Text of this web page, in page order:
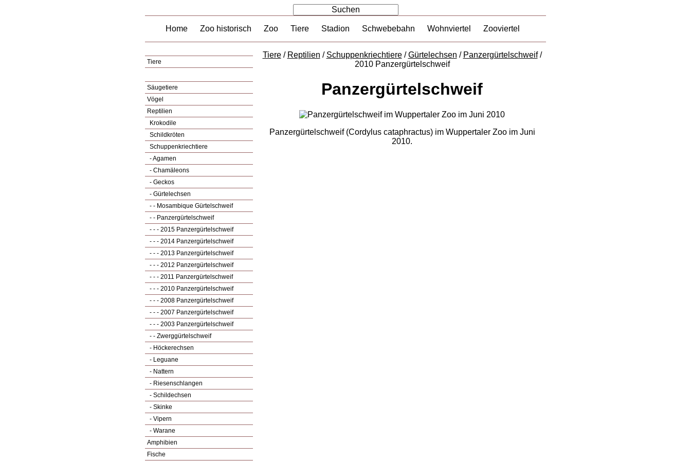
Home Zoo historisch Zoo Tiere Stadion Schwebebahn Wohnviertel Zooviertel
Tiere
Säugetiere
Vögel
Reptilien
Krokodile
Schildkröten
Schuppenkriechtiere
- Agamen
- Chamäleons
- Geckos
- Gürtelechsen
- - Mosambique Gürtelschweif
- - Panzergürtelschweif
- - - 2015 Panzergürtelschweif
- - - 2014 Panzergürtelschweif
- - - 2013 Panzergürtelschweif
- - - 2012 Panzergürtelschweif
- - - 2011 Panzergürtelschweif
- - - 2010 Panzergürtelschweif
- - - 2008 Panzergürtelschweif
- - - 2007 Panzergürtelschweif
- - - 2003 Panzergürtelschweif
- - Zwerggürtelschweif
- Höckerechsen
- Leguane
- Nattern
- Riesenschlangen
- Schildechsen
- Skinke
- Vipern
- Warane
Amphibien
Fische
Tiere/ Reptilien / Schuppenkriechtiere/Gürtelechsen / Panzergürtelschweif/
2010 Panzergürtelschweif
Panzergürtelschweif
Panzergürtelschweif (Cordylus cataphractus) im Wuppertaler Zoo im Juni
2010.